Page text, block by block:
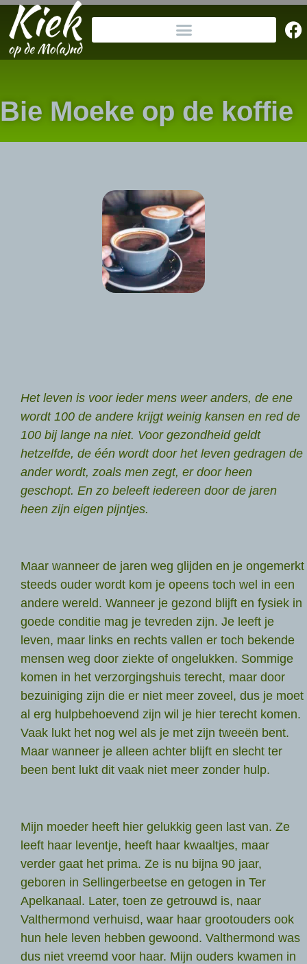
Bie Moeke op de koffie
Het leven is voor ieder mens weer anders, de ene
wordt 100 de andere krijgt weinig kansen en red de
100 bij lange na niet. Voor gezondheid geldt
hetzelfde, de één wordt door het leven gedragen de
ander wordt, zoals men zegt, er door heen
geschopt. En zo beleeft iedereen door de jaren
heen zijn eigen pijntjes.
Maar wanneer de jaren weg glijden en je ongemerkt
steeds ouder wordt kom je opeens toch wel in een
andere wereld. Wanneer je gezond blijft en fysiek in
goede conditie mag je tevreden zijn. Je leeft je
leven, maar links en rechts vallen er toch bekende
mensen weg door ziekte of ongelukken. Sommige
komen in het verzorgingshuis terecht, maar door
bezuiniging zijn die er niet meer zoveel, dus je moet
al erg hulpbehoevend zijn wil je hier terecht komen.
Vaak lukt het nog wel als je met zijn tweeën bent.
Maar wanneer je alleen achter blijft en slecht ter
been bent lukt dit vaak niet meer zonder hulp.
Mijn moeder heeft hier gelukkig geen last van. Ze
leeft haar leventje, heeft haar kwaaltjes, maar
verder gaat het prima. Ze is nu bijna 90 jaar,
geboren in Sellingerbeetse en getogen in Ter
Apelkanaal. Later, toen ze getrouwd is, naar
Valthermond verhuisd, waar haar grootouders ook
hun hele leven hebben gewoond. Valthermond was
dus niet vreemd voor haar. Mijn ouders kwamen in